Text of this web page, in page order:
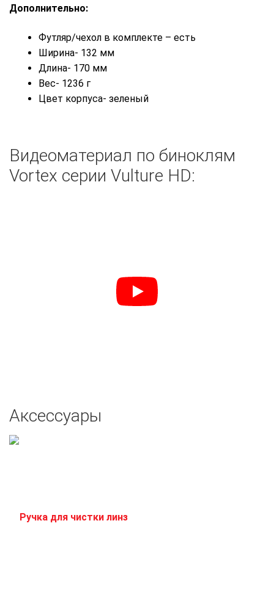
Дополнительно:
Футляр/чехол в комплекте – есть
Ширина- 132 мм
Длина- 170 мм
Вес- 1236 г
Цвет корпуса- зеленый
Видеоматериал по биноклям
Vortex cерии Vulture HD:
Аксессуары